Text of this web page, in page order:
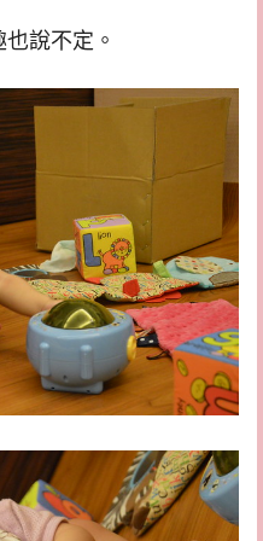
說不定。